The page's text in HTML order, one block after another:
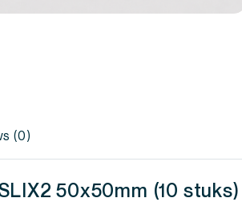
(0)
50x50mm (10 stuks)